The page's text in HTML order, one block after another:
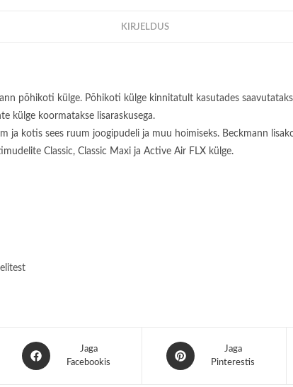
KIRJELDUS
põhikoti külge. Põhikoti külge kinnitatult kasutades
külge koormatakse lisaraskusega.
ja kotis sees ruum joogipudeli ja muu hoimiseks. Beckmann
Classic, Classic Maxi ja Active Air FLX külge.
Opens
in
Jaga
Facebookis
Opens
in
Jaga
Pinterestis